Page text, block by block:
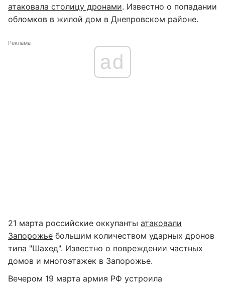
атаковала столицу дронами. Известно о попадании
обломков в жилой дом в Днепровском районе.
Реклама
ad
21 марта российские оккупанты атаковали
Запорожье большим количеством ударных дронов
типа "Шахед". Известно о повреждении частных
домов и многоэтажек в Запорожье.
Вечером 19 марта армия РФ устроила